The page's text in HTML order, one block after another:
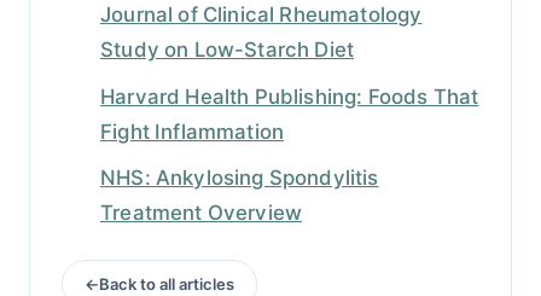
Journal of Clinical Rheumatology
Study on Low-Starch Diet
Harvard Health Publishing: Foods That
Fight Inflammation
NHS: Ankylosing Spondylitis
Treatment Overview
Back to all articles